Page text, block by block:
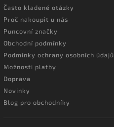
Často kladené otázky
Proč nakoupit u nás
Puncovní značky
Obchodní podmínky
Podmínky ochrany osobních údajů
Možnosti platby
Doprava
Novinky
Blog pro obchodníky